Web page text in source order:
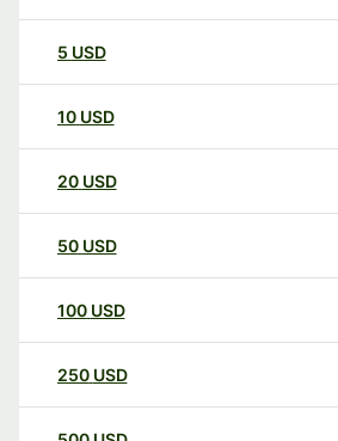
5 USD
10 USD
20 USD
50 USD
100 USD
250 USD